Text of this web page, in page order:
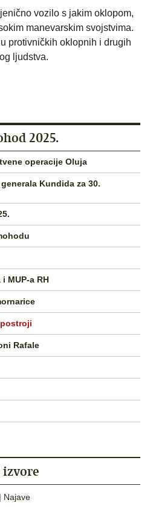
vozilo s jakim oklopom,
manevarskim svojstvima.
protivničkih oklopnih i drugih
ljudstva.
2025.
operacije Oluja
Kundida za 30.
MUP-a RH
Rafale
izvore
| Najave